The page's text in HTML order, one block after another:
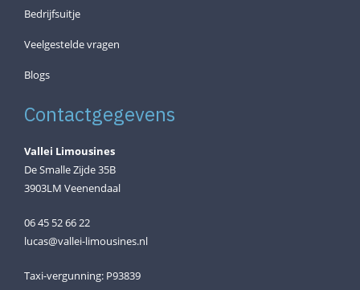
Bedrijfsuitje
Veelgestelde vragen
Blogs
Contactgegevens
Vallei Limousines
De Smalle Zijde 35B
3903LM Veenendaal
06 45 52 66 22
lucas@vallei-limousines.nl
Taxi-vergunning: P93839